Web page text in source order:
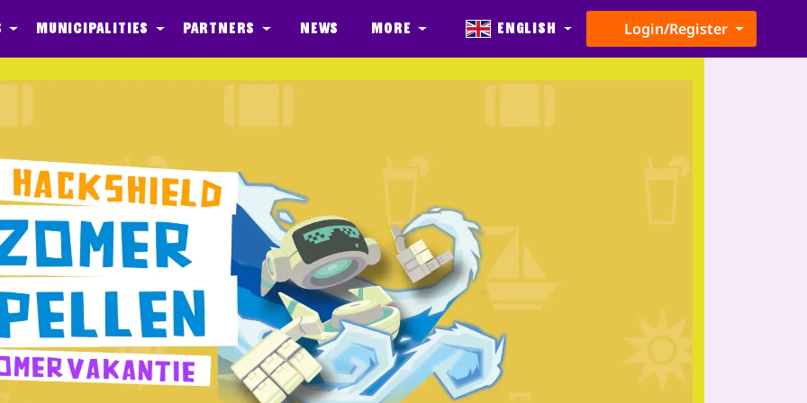
Municipalities Partners News More English Login/Register